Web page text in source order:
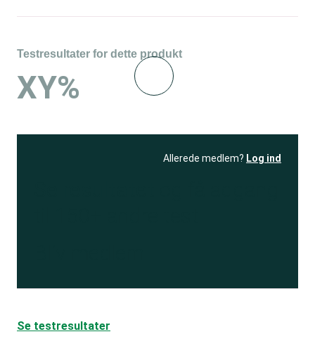
Testresultater for dette produkt
XY%
Allerede medlem? Log ind
Se testresultater